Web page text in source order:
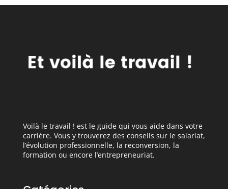
Voilà le travail ! est le guide qui vous aide dans votre
carrière. Vous y trouverez des conseils sur le salariat,
l’évolution professionnelle, la reconversion, la
formation ou encore l’entrepreneuriat.